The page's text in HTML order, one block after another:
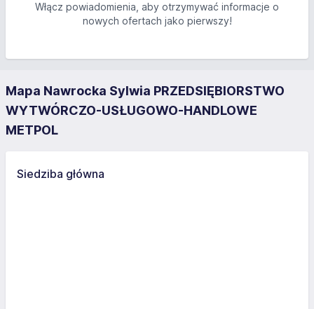
Włącz powiadomienia, aby otrzymywać informacje o
nowych ofertach jako pierwszy!
Mapa Nawrocka Sylwia PRZEDSIĘBIORSTWO
WYTWÓRCZO-USŁUGOWO-HANDLOWE
METPOL
Siedziba główna